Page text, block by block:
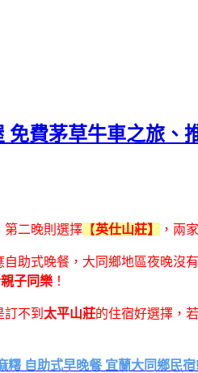
費茅草牛車之旅、
第二晚則選擇 【英仕山莊】 ，兩
助式晚餐，大同鄉地區夜晚沒
子同樂 ！
不到 太平山莊的住宿好選擇，
自助式早晚餐 宜蘭大同鄉民宿!